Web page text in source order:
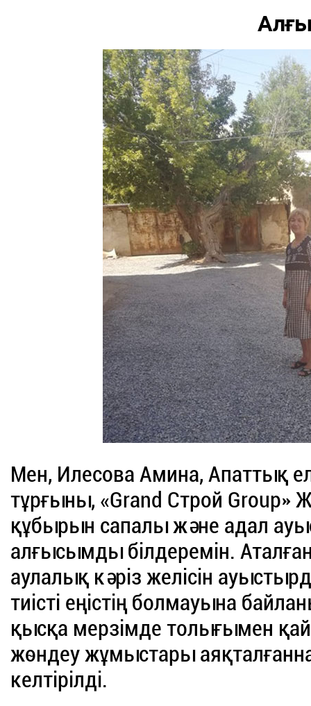
Мен, Илесова Амина, Апаттық
тұрғыны, «Grand Строй
құбырын сапалы және адал
алғысымды білдеремін.
аулалық кәріз желісін
тиісті еңістің болмауына
қысқа мерзімде толығымен
жөндеу жұмыстары
келтірілді.